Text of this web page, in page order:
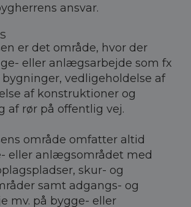
ansvar.
er det område, hvor der
eller anlægsarbejde som fx
bygninger, vedligeholdelse af
af konstruktioner og
af rør på offentlig vej.
område omfatter altid
eller anlægsområdet med
skur- og
samt adgangs- og
mv. på bygge- eller